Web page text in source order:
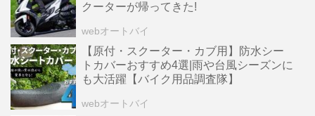
クーターが帰ってきた!
webオートバイ
【原付・スクーター・カブ用】防水シー
トカバーおすすめ4選|雨や台風シーズンに
も大活躍【バイク用品調査隊】
webオートバイ